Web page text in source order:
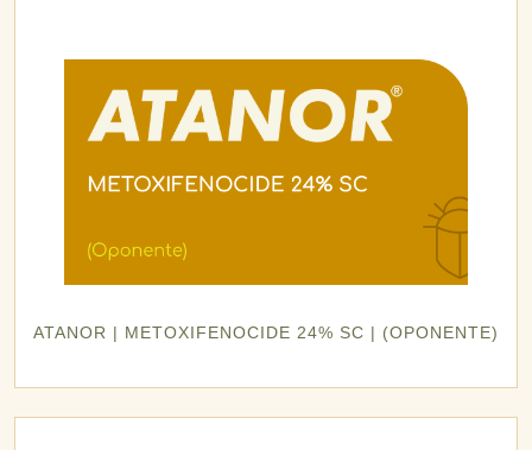
ATANOR | METOXIFENOCIDE 24% SC | (OPONENTE)